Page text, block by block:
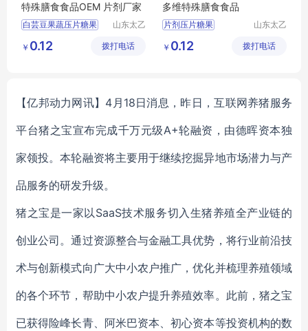
特殊膳食食品OEM 片剂厂家
白芸豆果蔬压片糖果
特殊膳食食品
山东太乙
公司
￥ 0.12 拨打电话
多维特殊膳食食品
片剂压片糖果
多维特殊膳食食品
山东太乙
公司
￥ 0.12 拨打电话
【亿邦动力网讯】4月18日消息，昨日，互联网养猪服务
平台猪之宝宣布完成千万元级A+轮融资，由德晖资本独
家领投。本轮融资将主要用于继续挖掘异地市场潜力与产
品服务的研发升级。
猪之宝是一家以SaaS技术服务切入生猪养殖全产业链的
创业公司。通过资源整合与金融工具优势，将行业前沿技
术与创新模式向广大中小农户推广，优化并梳理养殖领域
的各个环节，帮助中小农户提升养殖效率。此前，猪之宝
已获得险峰长青、阿米巴资本、初心资本等投资机构的数